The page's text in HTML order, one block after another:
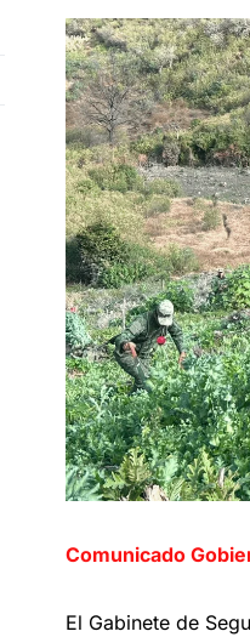
Comunicado
El Gabinete de